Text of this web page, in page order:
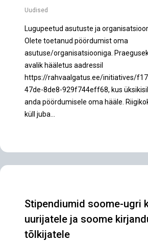
Uudised
Lugupeetud asutuste ja
Olete toetanud pöördumist oma
asutuse/organisatsiooniga.
avalik hääletus aadressil
https://rahvaalgatus.ee/initiatives/
47de-8de8-929f744eff68, kus
anda pöördumisele oma hääle.
küll juba…
Stipendiumid soome-ugri
uurijatele ja soome
tõlkijatele